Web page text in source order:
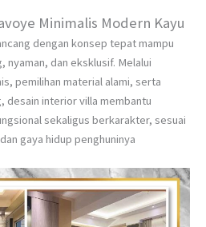
Minimalis Modern Kayu
dengan konsep tepat mampu
nyaman, dan eksklusif. Melalui
pemilihan material alami, serta
desain interior villa membantu
sekaligus berkarakter, sesuai
gaya hidup penghuninya